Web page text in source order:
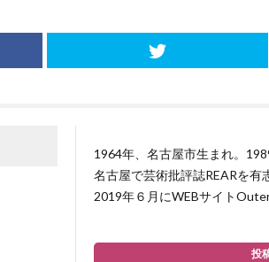
1964年、名古屋市生まれ。
名古屋で芸術批評誌REARを有
2019年６月にWEBサイト
投